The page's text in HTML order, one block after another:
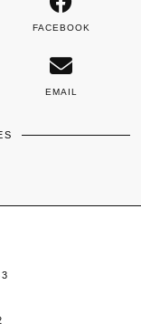
FACEBOOK
EMAIL